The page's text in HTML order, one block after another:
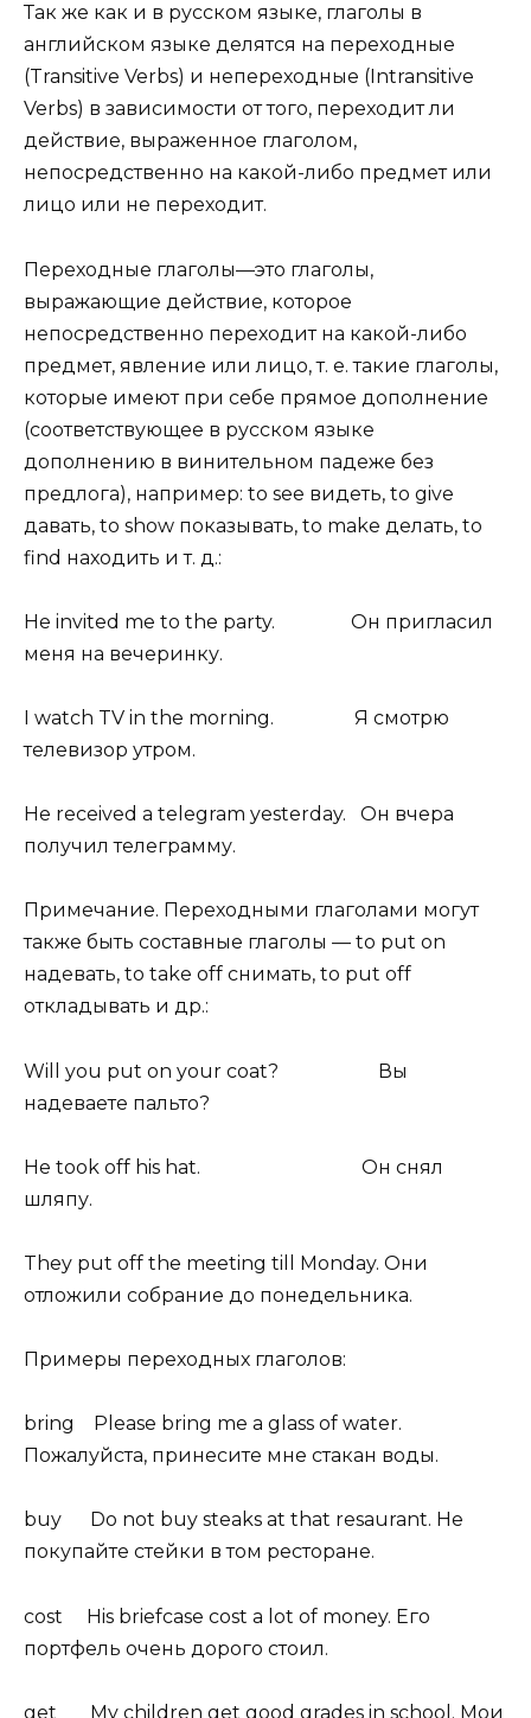
Так же как и в русском языке, глаголы в
английском языке делятся на переходные
(Transitive Verbs) и непереходные (Intransitive
Verbs) в зависимости от того, переходит ли
действие, выраженное глаголом,
непосредственно на какой-либо предмет или
лицо или не переходит.
Переходные глаголы—это глаголы,
выражающие действие, которое
непосредственно переходит на какой-либо
предмет, явление или лицо, т. е. такие глаголы,
которые имеют при себе прямое дополнение
(соответствующее в русском языке
дополнению в винительном падеже без
предлога), например: to see видеть, to give
давать, to show показывать, to make делать, to
find находить и т. д.:
Не invited me to the party. Он пригласил
меня на вечеринку.
I watch TV in the morning. Я смотрю
телевизор утром.
He received a telegram yesterday. Он вчера
получил телеграмму.
Примечание. Переходными глаголами могут
также быть составные глаголы — to put on
надевать, to take off снимать, to put off
откладывать и др.:
Will you put on your coat? Вы
надеваете пальто?
He took off his hat. Он снял
шляпу.
They put off the meeting till Monday. Они
отложили собрание до понедельника.
Примеры переходных глаголов:
bring Please bring me a glass of water.
Пожалуйста, принесите мне стакан воды.
buy Do not buy steaks at that resaurant. Не
покупайте стейки в том ресторане.
cost His briefcase cost a lot of money. Его
портфель очень дорого стоил.
get My children get good grades in school. Мои